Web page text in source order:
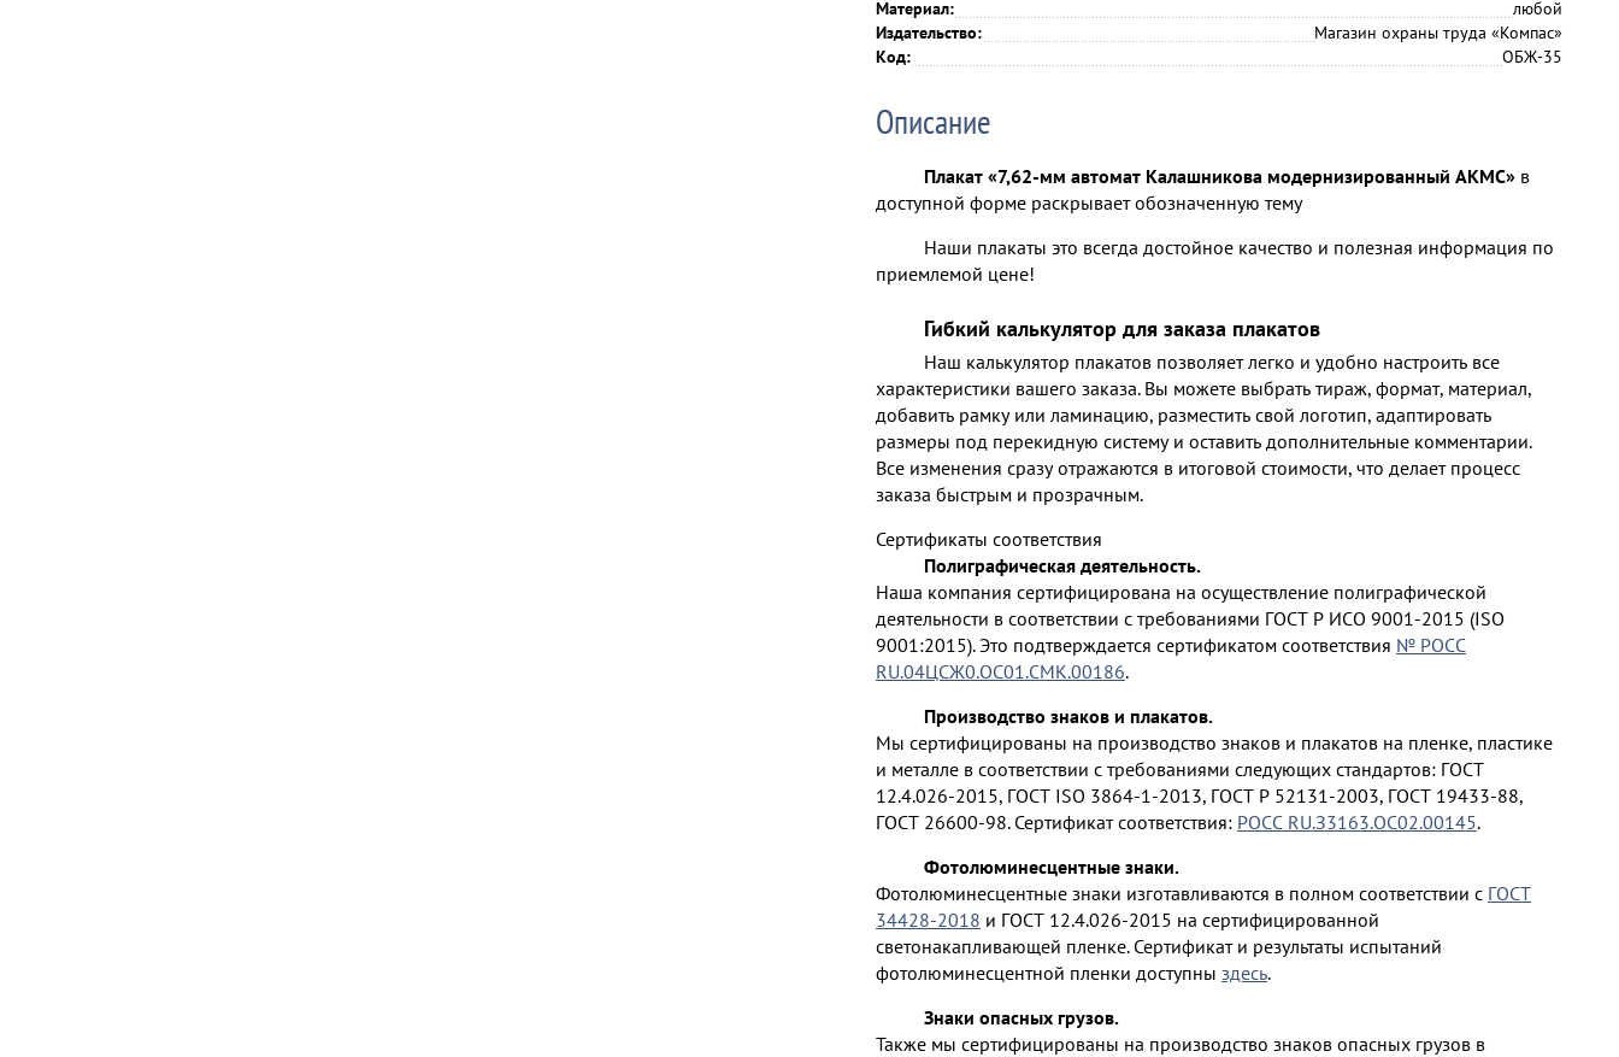
Материал:
любой
Издательство:
Магазин охраны труда «Компас»
Код:
ОБЖ-35
Описание
Плакат «7,62-мм автомат Калашникова модернизированный АКМС» в
доступной форме раскрывает обозначенную тему
Наши плакаты это всегда достойное качество и полезная информация по
приемлемой цене!
Гибкий калькулятор для заказа плакатов
Наш калькулятор плакатов позволяет легко и удобно настроить все
характеристики вашего заказа. Вы можете выбрать тираж, формат, материал,
добавить рамку или ламинацию, разместить свой логотип, адаптировать
размеры под перекидную систему и оставить дополнительные комментарии.
Все изменения сразу отражаются в итоговой стоимости, что делает процесс
заказа быстрым и прозрачным.
Сертификаты соответствия
Полиграфическая деятельность.
Наша компания сертифицирована на осуществление полиграфической
деятельности в соответствии с требованиями ГОСТ Р ИСО 9001-2015 (ISO
9001:2015). Это подтверждается сертификатом соответствия № РОСС
RU.04ЦСЖ0.ОС01.СМК.00186.
Производство знаков и плакатов.
Мы сертифицированы на производство знаков и плакатов на пленке, пластике
и металле в соответствии с требованиями следующих стандартов: ГОСТ
12.4.026-2015, ГОСТ ISO 3864-1-2013, ГОСТ Р 52131-2003, ГОСТ 19433-88,
ГОСТ 26600-98. Сертификат соответствия: РОСС RU.З3163.ОС02.00145.
Фотолюминесцентные знаки.
Фотолюминесцентные знаки изготавливаются в полном соответствии с ГОСТ
34428-2018 и ГОСТ 12.4.026-2015 на сертифицированной
светонакапливающей пленке. Сертификат и результаты испытаний
фотолюминесцентной пленки доступны здесь.
Знаки опасных грузов.
Также мы сертифицированы на производство знаков опасных грузов в